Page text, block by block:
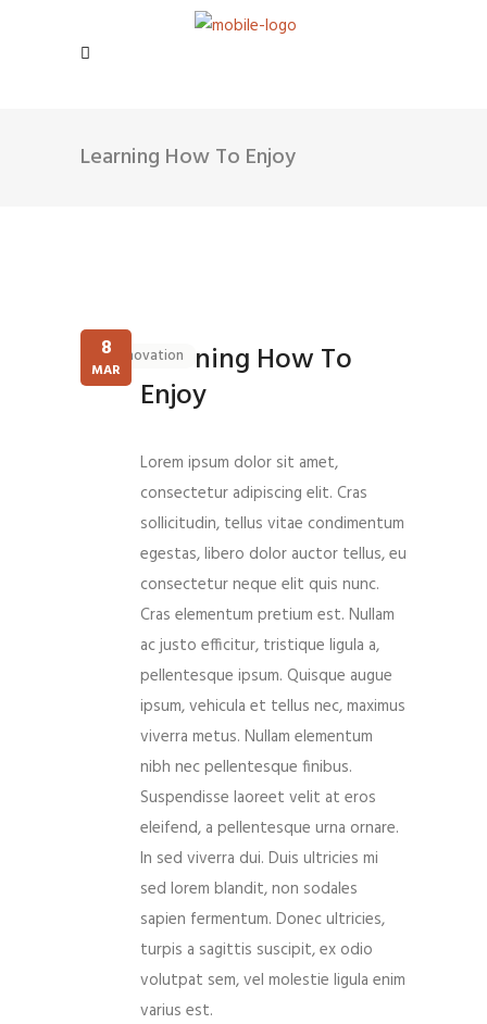
Learning How To Enjoy
Innovation
8
MAR
Learning How To
Enjoy
Lorem ipsum dolor sit amet,
consectetur adipiscing elit. Cras
sollicitudin, tellus vitae condimentum
egestas, libero dolor auctor tellus, eu
consectetur neque elit quis nunc.
Cras elementum pretium est. Nullam
ac justo efficitur, tristique ligula a,
pellentesque ipsum. Quisque augue
ipsum, vehicula et tellus nec, maximus
viverra metus. Nullam elementum
nibh nec pellentesque finibus.
Suspendisse laoreet velit at eros
eleifend, a pellentesque urna ornare.
In sed viverra dui. Duis ultricies mi
sed lorem blandit, non sodales
sapien fermentum. Donec ultricies,
turpis a sagittis suscipit, ex odio
volutpat sem, vel molestie ligula enim
varius est.